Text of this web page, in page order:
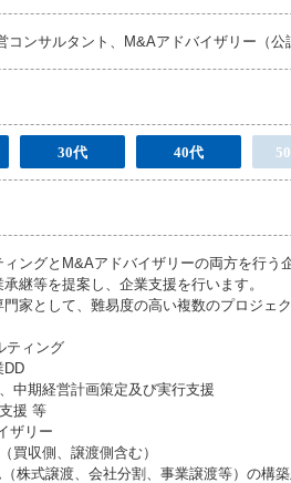
コンサルタント、M&Aアドバイザリー（公
30代 40代
ングとM&Aアドバイザリーの両方を行う
継等を提案し、企業支援を行います。
門家として、難易度の高い複数のプロジェ
ティング
DD
中期経営計画策定及び実行支援
援 等
ザリー
買収側、譲渡側含む）
株式譲渡、会社分割、事業譲渡等）の構